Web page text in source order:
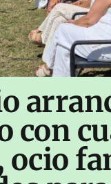
con
ocio